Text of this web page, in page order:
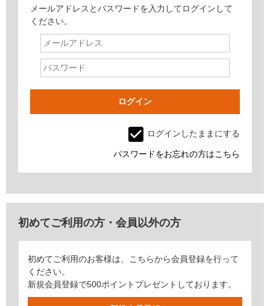
メールアドレスとパスワードを入力してログインして
ください。
ログインしたままにする
パスワードをお忘れの方はこちら
初めてご利用の方・会員以外の方
初めてご利用のお客様は、こちらから会員登録を行って
ください。
新規会員登録で500ポイントプレゼントしております。